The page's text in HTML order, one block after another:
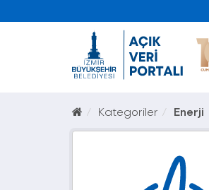
Kategoriler Enerji